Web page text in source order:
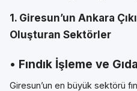
1. Giresun’un Ankara
Oluşturan Sektörler
• Fındık İşleme ve
Giresun’un en büyük sektörü